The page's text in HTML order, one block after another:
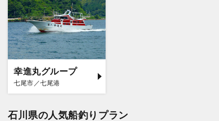
幸進丸グループ
七尾市／七尾港
石川県の人気船釣りプラン